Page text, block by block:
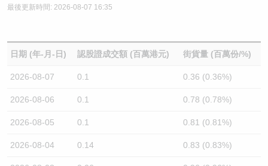
最後更新時間: 2026-08-07 16:35
日期 (年-月-日) 認股證成交額 (百萬港元) 街貨量 (百萬份/%)
2026-08-07 0.1 0.36 (0.36%)
2026-08-06 0.1 0.78 (0.78%)
2026-08-05 0.1 0.81 (0.81%)
2026-08-04 0.14 0.83 (0.83%)